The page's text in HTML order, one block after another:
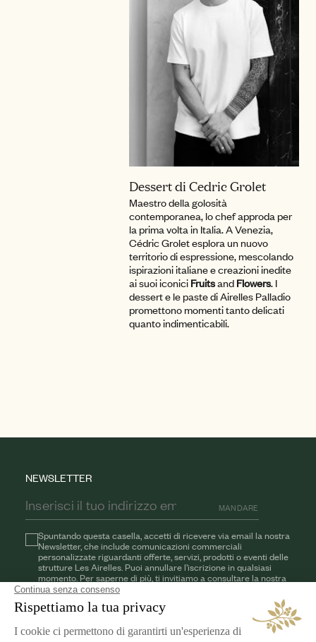
Dessert di Cedric Grolet
Maestro della golosità
contemporanea, lo chef approda per
la prima volta in Italia. A Venezia,
Cédric Grolet esplora un nuovo
territorio di espressione, mescolando
ispirazioni italiane e creazioni inedite
ai suoi iconici Fruitsand Flowers. I
dessert e le paste di Airelles Palladio
promettono momenti tanto delicati
quanto indimenticabili.
AIRELLES
NEWSLETTER
MANDARE
Spuntando questa casella, accetti di ricevere via email la nostra
Newsletter, che include comunicazioni commerciali
personalizzate riguardanti offerte, servizi, prodotti o eventi delle
strutture Les Airelles. Puoi annullare l’iscrizione in qualsiasi
momento. Per saperne di più, ti invitiamo a consultare la nostra
informativa sulla privacy.